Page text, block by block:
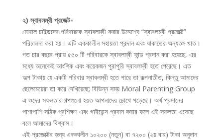
২)স্বাবলম্বী প্রজেক্ট-
মোরাল চাইল্ডদের পরিবারকে স্বাবলম্বী করার উদ্দেশ্যে “স্বাবলম্বী প্রজেক্ট”
পরিচালনা করা হয়। এটি এককালীন সহায়তা প্রদান এবং যাকাতের অন্যতম খাত।
গত চার বছরে প্রায় ৫৫০ টি পরিবারকে স্বাবলম্বী ফান্ড প্রদান করা হয়েছে, এর
মধ্যে অনেকেই আংশিক এবং কয়েকজন পুরাপুরি স্বাবলম্বী হতে পেরেছে। এত
অল্প টাকায় যে একটি পরিবার স্বাবলম্বী হতে পারে তা কল্পনাতীত, কিন্তু আমাদের
ছেলেমেয়েরা তা করে দেখিয়েছে; বিভিন্ন সময় Moral Parenting Group
এ ওদের সফলতার গল্পগুলো হয়ত আপনাদের চোখে পড়েছে। অর্থ প্রদানের
পাশাপাশি সঠিক প্রশিক্ষণ এবং গাইডেন্স প্রদান করার ফলে এই সফলতা এসেছে
বলে আমাদের বিশ্বাস।
এই প্রজেক্টের জন্য এককালীন ১০২০০ (নতুন) বা ৭২০০ (২য় বার) টাকা অনুদান